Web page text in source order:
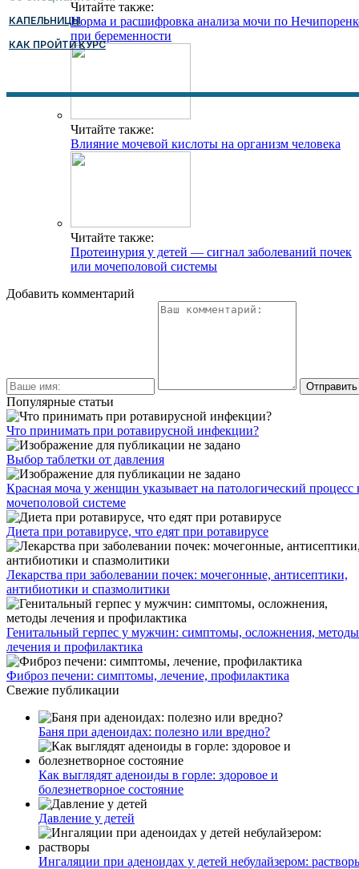
Читайте также:
Норма и расшифровка анализа мочи по
при беременности
Читайте также:
Влияние мочевой кислоты на организм человека
Читайте также:
Протеинурия у детей — сигнал заболеваний почек
или мочеполовой системы
Добавить комментарий
Популярные статьи
Что принимать при ротавирусной инфекции?
Выбор таблетки от давления
Красная моча у женщин указывает на патологический процесс
мочеполовой системе
Диета при ротавирусе, что едят при ротавирусе
Лекарства при заболевании почек: мочегонные, антисептики,
антибиотики и спазмолитики
Генитальный герпес у мужчин: симптомы, осложнения, методы
лечения и профилактика
Фиброз печени: симптомы, лечение, профилактика
Свежие публикации
Баня при аденоидах: полезно или вредно?
Как выглядят аденоиды в горле: здоровое и
болезнетворное состояние
Давление у детей
Ингаляции при аденоидах у детей небулайзером:
КАПЕЛЬНИЦЫ
КАК ПРОЙТИ КУРС